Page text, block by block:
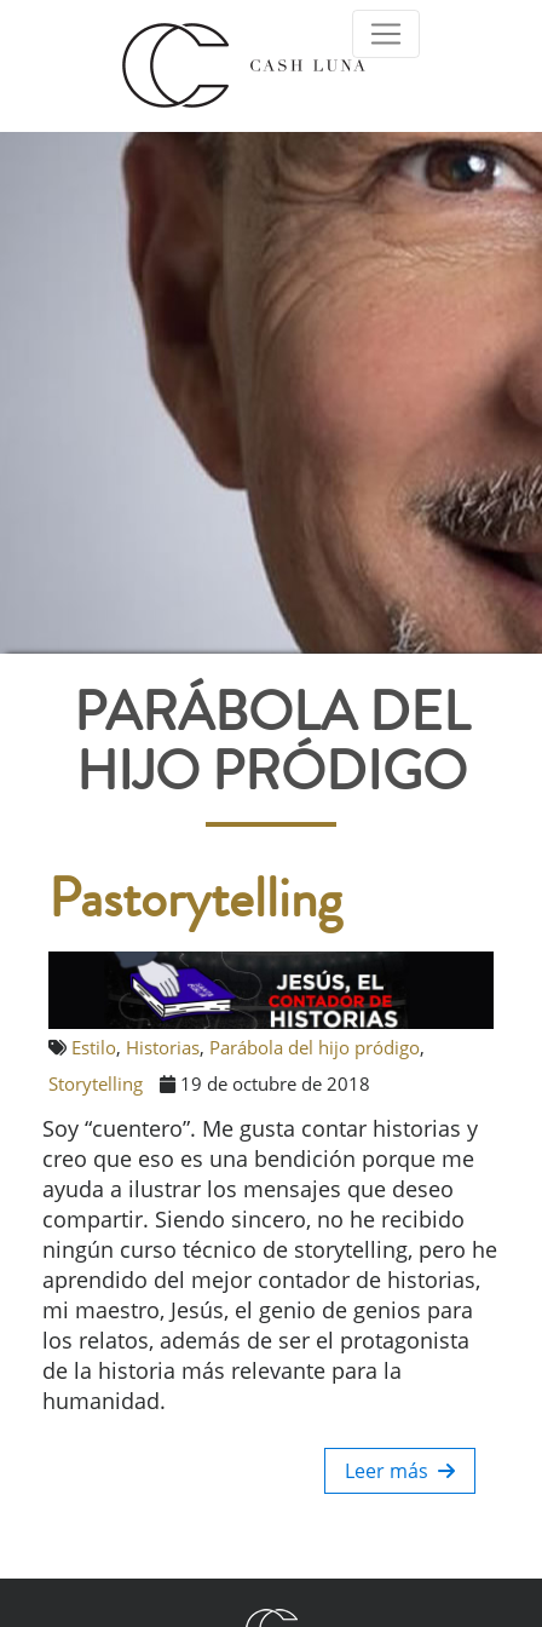
PARÁBOLA DEL
HIJO PRÓDIGO
Pastorytelling
Estilo, Historias, Parábola del hijo pródigo,
Storytelling
19 de octubre de 2018
Soy “cuentero”. Me gusta contar historias y
creo que eso es una bendición porque me
ayuda a ilustrar los mensajes que deseo
compartir. Siendo sincero, no he recibido
ningún curso técnico de storytelling, pero he
aprendido del mejor contador de historias,
mi maestro, Jesús, el genio de genios para
los relatos, además de ser el protagonista
de la historia más relevante para la
humanidad.
Leer más